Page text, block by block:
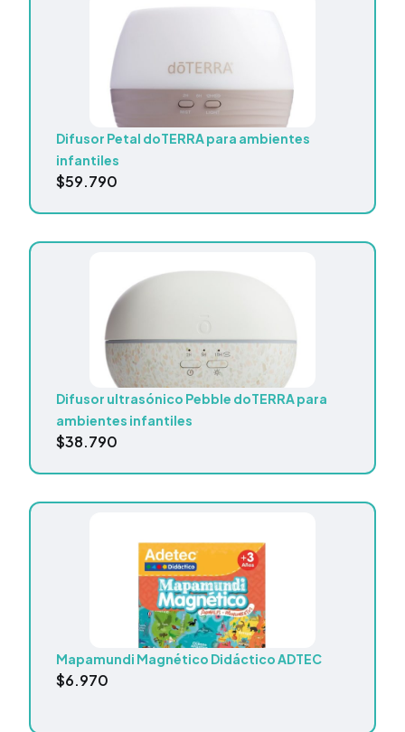
Difusor Petal doTERRA para ambientes
infantiles
$59.790
Difusor ultrasónico Pebble doTERRA para
ambientes infantiles
$38.790
Mapamundi Magnético Didáctico ADTEC
$6.970